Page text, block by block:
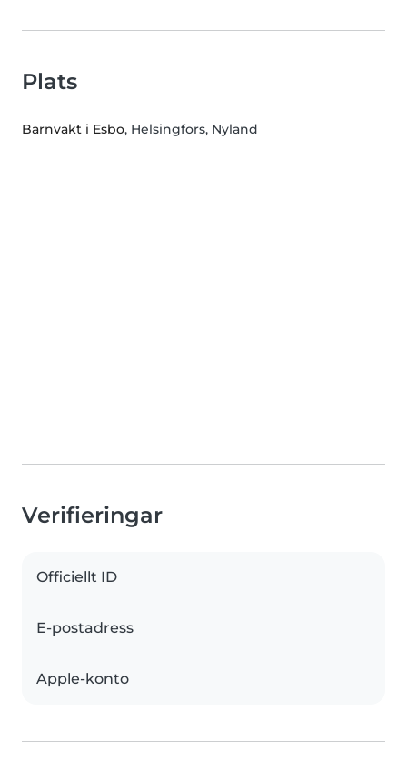
Plats
Barnvakt i Esbo, Helsingfors, Nyland
Verifieringar
Officiellt ID
E-postadress
Apple-konto